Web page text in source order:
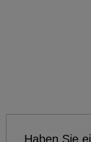
Haben Sie